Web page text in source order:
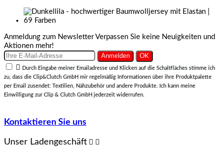
Anmeldung zum Newsletter Verpassen Sie keine Neuigkeiten und
Aktionen mehr!

Durch Eingabe meiner Emailadresse und Klicken auf die Schaltfläches stimme ich
zu, dass die Clip&Clutch GmbH mir regelmäßig Informationen über ihre Produktpalette
per Email zusendet: Textilien, Nähzubehör und andere Produkte. Ich kann meine
Einwilligung zur Clip & Clutch GmbH jederzeit widerrufen.
Kontaktieren Sie uns
Unser Ladengeschäft  